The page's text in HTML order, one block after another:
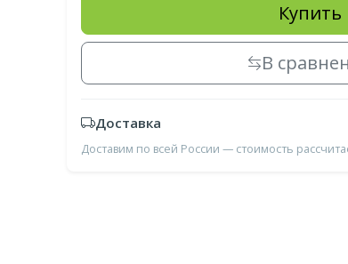
Купить
В
Доставка
Доставим по всей России — стоимость